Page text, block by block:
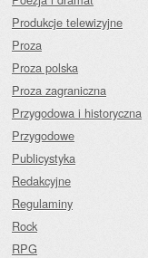
Produkcje telewizyjne
Proza
Proza polska
Proza zagraniczna
Przygodowa i historyczna
Przygodowe
Publicystyka
Redakcyjne
Regulaminy
Rock
RPG